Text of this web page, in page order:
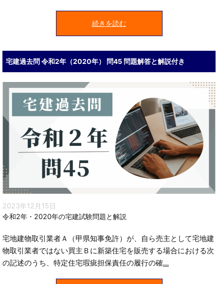
続きを読む
宅建過去問 令和2年（2020年） 問45 問題解答と解説付き
2023年12月15日
令和2年・2020年の宅建試験問題と解説
宅地建物取引業者Ａ（甲県知事免許）が、自ら売主として宅地建
物取引業者ではない買主Ｂに新築住宅を販売する場合における次
の記述のうち、特定住宅瑕疵担保責任の履行の確...